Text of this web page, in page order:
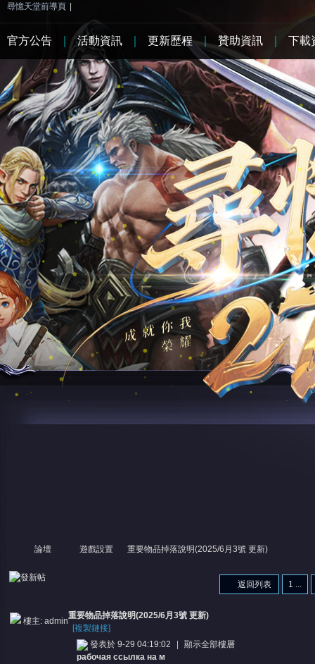
尋憶天堂前導頁
論壇 遊戲設置
›
重要物品掉落說明(2025/6月3號 更新)
1 ...
返回列表
樓主: admin
重要物品掉落說明(2025/6月3號 更新)
[複製鏈接]
發表於 9-29 04:19:02
顯示全部樓層
рабочая ссылка на м